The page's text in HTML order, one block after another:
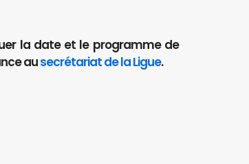
la date et le programme de
ausecrétariat de la Ligue.